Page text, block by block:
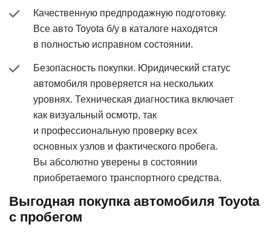
Качественную предпродажную подготовку.
Все авто Toyota б/у в каталоге находятся
в полностью исправном состоянии.
Безопасность покупки. Юридический статус
автомобиля проверяется на нескольких
уровнях. Техническая диагностика включает
как визуальный осмотр, так
и профессиональную проверку всех
основных узлов и фактического пробега.
Вы абсолютно уверены в состоянии
приобретаемого транспортного средства.
Выгодная покупка автомобиля Toyota
с пробегом